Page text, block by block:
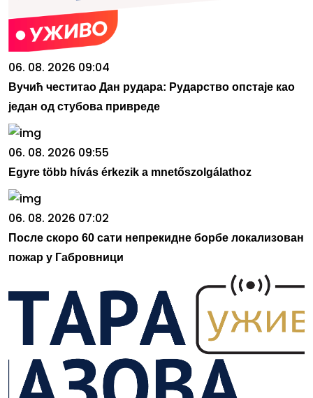
06. 08. 2026 09:04
Вучић честитао Дан рудара: Рударство опстаје као
један од стубова привреде
06. 08. 2026 09:55
Egyre több hívás érkezik a mnetőszolgálathoz
06. 08. 2026 07:02
После скоро 60 сати непрекидне борбе локализован
пожар у Габровници